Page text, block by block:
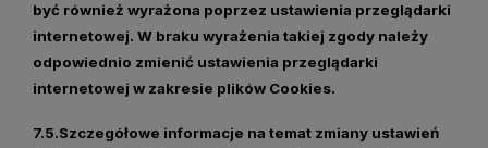
być również wyrażona poprzez ustawienia przeglądarki
internetowej. W braku wyrażenia takiej zgody należy
odpowiednio zmienić ustawienia przeglądarki
internetowej w zakresie plików Cookies.
7.5.Szczegółowe informacje na temat zmiany ustawień